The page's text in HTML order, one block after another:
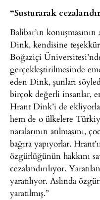
“Susturarak
Balibar’ın
Dink, kendisine
Boğaziçi
gerçekleştirilmesinde
eden Dink, şunları
birçok değerli insanlar,
Hrant Dink’i de
hem de o ülkelere
naralarının atılmasını,
bağıra yapıyorlar.
özgürlüğünün hakkını
cezalandırılıyor.
yaratılıyor. Aslında
yaratılmış.”